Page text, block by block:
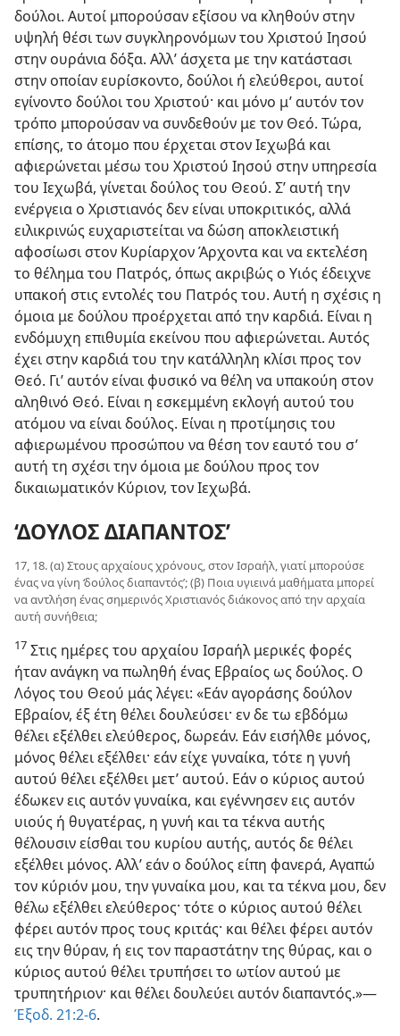
δούλοι. Αυτοί μπορούσαν εξίσου να κληθούν στην
υψηλή θέσι των συγκληρονόμων του Χριστού Ιησού
στην ουράνια δόξα. Αλλ’ άσχετα με την κατάστασι
στην οποίαν ευρίσκοντο, δούλοι ή ελεύθεροι, αυτοί
εγίνοντο δούλοι του Χριστού· και μόνο μ’ αυτόν τον
τρόπο μπορούσαν να συνδεθούν με τον Θεό. Τώρα,
επίσης, το άτομο που έρχεται στον Ιεχωβά και
αφιερώνεται μέσω του Χριστού Ιησού στην υπηρεσία
του Ιεχωβά, γίνεται δούλος του Θεού. Σ’ αυτή την
ενέργεια ο Χριστιανός δεν είναι υποκριτικός, αλλά
ειλικρινώς ευχαριστείται να δώση αποκλειστική
αφοσίωσι στον Κυρίαρχον Άρχοντα και να εκτελέση
το θέλημα του Πατρός, όπως ακριβώς ο Υιός έδειχνε
υπακοή στις εντολές του Πατρός του. Αυτή η σχέσις η
όμοια με δούλου προέρχεται από την καρδιά. Είναι η
ενδόμυχη επιθυμία εκείνου που αφιερώνεται. Αυτός
έχει στην καρδιά του την κατάλληλη κλίσι προς τον
Θεό. Γι’ αυτόν είναι φυσικό να θέλη να υπακούη στον
αληθινό Θεό. Είναι η εσκεμμένη εκλογή αυτού του
ατόμου να είναι δούλος. Είναι η προτίμησις του
αφιερωμένου προσώπου να θέση τον εαυτό του σ’
αυτή τη σχέσι την όμοια με δούλου προς τον
δικαιωματικόν Κύριον, τον Ιεχωβά.
‘ΔΟΥΛΟΣ ΔΙΑΠΑΝΤΟΣ’
17, 18. (α) Στους αρχαίους χρόνους, στον Ισραήλ, γιατί μπορούσε
ένας να γίνη ‘δούλος διαπαντός’; (β) Ποια υγιεινά μαθήματα μπορεί
να αντλήση ένας σημερινός Χριστιανός διάκονος από την αρχαία
αυτή συνήθεια;
17 Στις ημέρες του αρχαίου Ισραήλ μερικές φορές
ήταν ανάγκη να πωληθή ένας Εβραίος ως δούλος. Ο
Λόγος του Θεού μάς λέγει: «Εάν αγοράσης δούλον
Εβραίον, έξ έτη θέλει δουλεύσει· εν δε τω εβδόμω
θέλει εξέλθει ελεύθερος, δωρεάν. Εάν εισήλθε μόνος,
μόνος θέλει εξέλθει· εάν είχε γυναίκα, τότε η γυνή
αυτού θέλει εξέλθει μετ’ αυτού. Εάν ο κύριος αυτού
έδωκεν εις αυτόν γυναίκα, και εγέννησεν εις αυτόν
υιούς ή θυγατέρας, η γυνή και τα τέκνα αυτής
θέλουσιν είσθαι του κυρίου αυτής, αυτός δε θέλει
εξέλθει μόνος. Αλλ’ εάν ο δούλος είπη φανερά, Αγαπώ
τον κύριόν μου, την γυναίκα μου, και τα τέκνα μου, δεν
θέλω εξέλθει ελεύθερος· τότε ο κύριος αυτού θέλει
φέρει αυτόν προς τους κριτάς· και θέλει φέρει αυτόν
εις την θύραν, ή εις τον παραστάτην της θύρας, και ο
κύριος αυτού θέλει τρυπήσει το ωτίον αυτού με
τρυπητήριον· και θέλει δουλεύει αυτόν διαπαντός.»—
Έξοδ. 21:2-6.